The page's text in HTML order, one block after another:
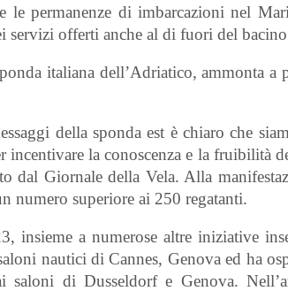
le permanenze di imbarcazioni nel
offerti anche al di fuori del
italiana dell’Adriatico, ammonta
della sponda est è chiaro che
la conoscenza e la fruibilità
dal Giornale della Vela. Alla
numero superiore ai 250 regatanti.
insieme a numerose altre iniziative
nautici di Cannes, Genova ed ha
saloni di Dusseldorf e Genova.